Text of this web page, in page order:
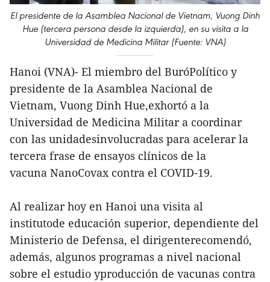
El presidente de la Asamblea Nacional de Vietnam, Vuong Dinh
Hue (tercera persona desde la izquierda), en su visita a la
Universidad de Medicina Militar (Fuente: VNA)
Hanoi (VNA)- El miembro del BuróPolítico y
presidente de la Asamblea Nacional de
Vietnam, Vuong Dinh Hue,exhortó a la
Universidad de Medicina Militar a coordinar
con las unidadesinvolucradas para acelerar la
tercera frase de ensayos clínicos de la
vacuna NanoCovax contra el COVID-19.
Al realizar hoy en Hanoi una visita al
institutode educación superior, dependiente del
Ministerio de Defensa, el dirigenterecomendó,
además, algunos programas a nivel nacional
sobre el estudio yproducción de vacunas contra